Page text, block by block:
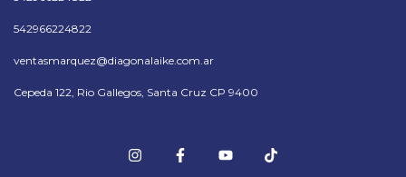
542966224822
ventasmarquez@diagonalaike.com.ar
Cepeda 122, Rio Gallegos, Santa Cruz CP 9400